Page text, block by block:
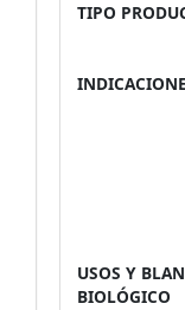
TIPO
USOS Y
BIOLÓGICO